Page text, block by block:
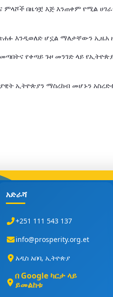
በዜጎቿ እጅ እንጠቀም የሚል
እንዲወለድ ሆኗል ማለታቸውን ኢዜአ
የቀጣይ ጉዞ መንገድ ላይ
ኢትዮጵያን ማስረከብ መሆኑን
አድራሻ
+251 111 543 137
info@prosperity.org.et
አዲስ አበባ, ኢትዮጵያ
በ Google ካርታ ላይ
ይመልከቱ